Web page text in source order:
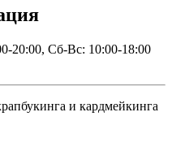
20:00, Сб-Вс: 10:00-18:00
и кардмейкинга